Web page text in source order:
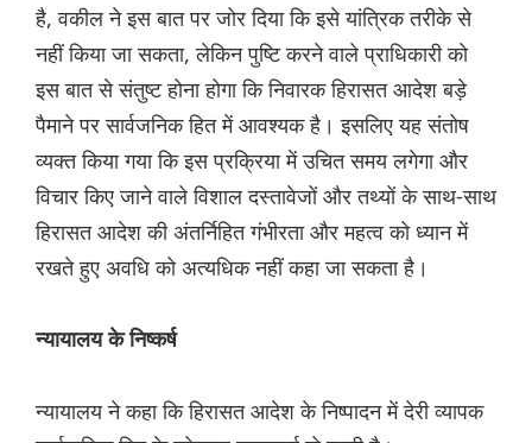
है, वकील ने इस बात पर जोर दिया कि इसे यांत्रिक तरीके से
नहीं किया जा सकता, लेकिन पुष्टि करने वाले प्राधिकारी को
इस बात से संतुष्ट होना होगा कि निवारक हिरासत आदेश बड़े
पैमाने पर सार्वजनिक हित में आवश्यक है। इसलिए यह संतोष
व्यक्त किया गया कि इस प्रक्रिया में उचित समय लगेगा और
विचार किए जाने वाले विशाल दस्तावेजों और तथ्यों के साथ-साथ
हिरासत आदेश की अंतर्निहित गंभीरता और महत्व को ध्यान में
रखते हुए अवधि को अत्यधिक नहीं कहा जा सकता है।
न्यायालय के निष्कर्ष
न्यायालय ने कहा कि हिरासत आदेश के निष्पादन में देरी व्यापक